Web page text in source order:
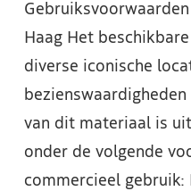
Haag Het
diverse iconische
van dit materiaal is
onder de volgende
commercieel